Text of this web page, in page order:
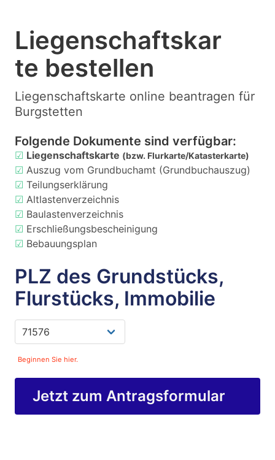
Liegenschaftskar
te bestellen
Liegenschaftskarte online beantragen für
Burgstetten
Folgende Dokumente sind verfügbar:
☑ Liegenschaftskarte (bzw. Flurkarte/Katasterkarte)
☑ Auszug vom Grundbuchamt (Grundbuchauszug)
☑ Teilungserklärung
☑ Altlastenverzeichnis
☑ Baulastenverzeichnis
☑ Erschließungsbescheinigung
☑ Bebauungsplan
PLZ des Grundstücks,
Flurstücks, Immobilie
Beginnen Sie hier.
Jetzt zum Antragsformular